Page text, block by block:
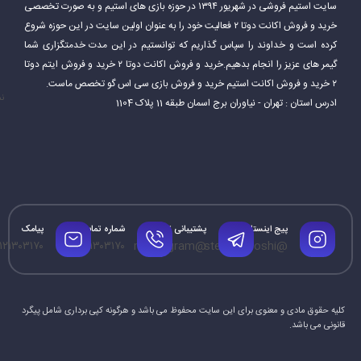
دوتا 2 یک بازی بسیار پیچیده و عمیق است. بازیکنان باید مهارت‌های
مختلفی مانند هدف‌گیری، کار تیمی، استراتژی و مدیریت منابع را برای
موفقیت در بازی تقویت کنند.
محبوبیت اکانت دوتا 2
سایت استیم فروشی در شهریور ۱۳۹۴ در حوزه بازی های استیم و به صورت تخصصی
خرید و فروش اکانت دوتا ۲ فعالیت خود را به عنوان اولین سایت در این حوزه شروع
کرده است و خداوند را سپاس گذاریم که توانستیم در این مدت خدمتگزاری شما
گیمر های عزیز را انجام بدهیم.خرید و فروش اکانت دوتا ۲ خرید و فروش ایتم دوتا
۲ خرید و فروش اکانت استیم خرید و فروش بازی سی اس گو تخصص ماست.
ادرس استان : تهران - نیاوران برج اسمان طبقه 11 پلاک 1104
پیج اینستاگرام
@steamforoshi
پشتیبانی تلگرام
@mrtelegram
شماره تماس
۰۹۱۲۱۳۰۳۱۷۰
پیامک
کلیه حقوق مادی و معنوی برای این سایت محفوظ می باشد و هرگونه کپی برداری شامل پیگرد
قانونی می باشد.